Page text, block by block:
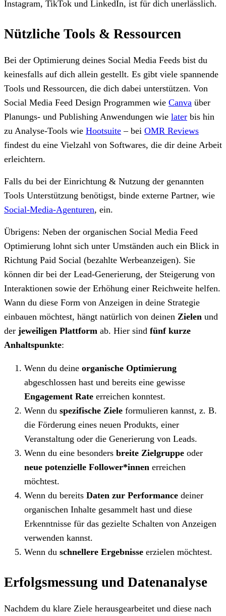
Instagram, TikTok und LinkedIn, ist für dich unerlässlich.
Nützliche Tools & Ressourcen
Bei der Optimierung deines Social Media Feeds bist du
keinesfalls auf dich allein gestellt. Es gibt viele spannende
Tools und Ressourcen, die dich dabei unterstützen. Von
Social Media Feed Design Programmen wie Canva über
Planungs- und Publishing Anwendungen wie later bis hin
zu Analyse-Tools wie Hootsuite – bei OMR Reviews
findest du eine Vielzahl von Softwares, die dir deine Arbeit
erleichtern.
Falls du bei der Einrichtung & Nutzung der genannten
Tools Unterstützung benötigst, binde externe Partner, wie
Social-Media-Agenturen, ein.
Übrigens: Neben der organischen Social Media Feed
Optimierung lohnt sich unter Umständen auch ein Blick in
Richtung Paid Social (bezahlte Werbeanzeigen). Sie
können dir bei der Lead-Generierung, der Steigerung von
Interaktionen sowie der Erhöhung einer Reichweite helfen.
Wann du diese Form von Anzeigen in deine Strategie
einbauen möchtest, hängt natürlich von deinen Zielen und
der jeweiligen Plattform ab. Hier sind fünf kurze
Anhaltspunkte:
Wenn du deine organische Optimierung
abgeschlossen hast und bereits eine gewisse
Engagement Rate erreichen konntest.
Wenn du spezifische Ziele formulieren kannst, z. B.
die Förderung eines neuen Produkts, einer
Veranstaltung oder die Generierung von Leads.
Wenn du eine besonders breite Zielgruppe oder
neue potenzielle Follower*innen erreichen
möchtest.
Wenn du bereits Daten zur Performance deiner
organischen Inhalte gesammelt hast und diese
Erkenntnisse für das gezielte Schalten von Anzeigen
verwenden kannst.
Wenn du schnellere Ergebnisse erzielen möchtest.
Erfolgsmessung und Datenanalyse
Nachdem du klare Ziele herausgearbeitet und diese nach